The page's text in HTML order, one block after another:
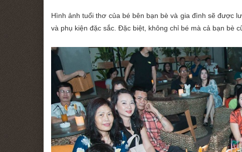
Hình ảnh tuổi thơ của bé bên bạn bè và gia đình sẽ được
và phụ kiện đặc sắc. Đặc biệt, không chỉ bé mà cả bạn bè